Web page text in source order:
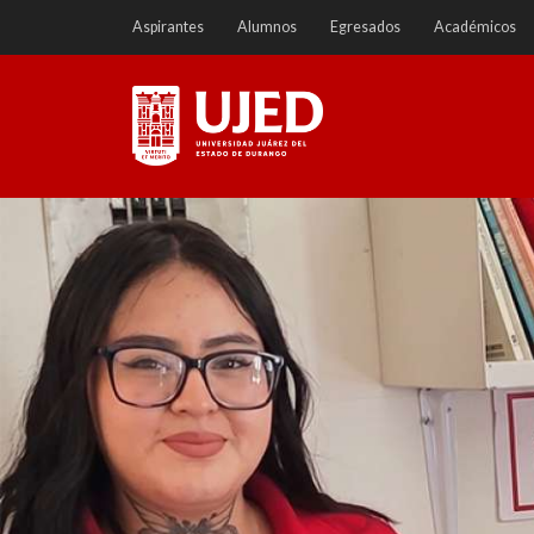
a
Aspirantes Alumnos Egresados Académicos
Universidad Juárez del
Estado de Durango